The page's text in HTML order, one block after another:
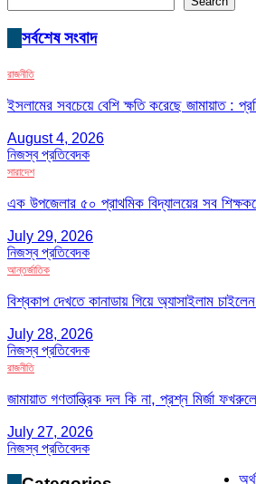
সর্বশেষ সংবাদ
রাজনীতি
ইসলামের সবচেয়ে বেশি ক্ষতি করেছে জামায়াত :
August 4, 2026
নিজস্ব প্রতিবেদক
সারাদেশ
এক উপজেলার ৫০ প্রাথমিক বিদ্যালয়ের সব
July 29, 2026
নিজস্ব প্রতিবেদক
আন্তর্জাতিক
বিশ্বকাপ দেখতে কানাডায় গিয়ে অ্যাসাইলাম
July 28, 2026
নিজস্ব প্রতিবেদক
রাজনীতি
জামায়াত গণতান্ত্রিক দল কি না, প্রশ্ন মির্জা
July 27, 2026
নিজস্ব প্রতিবেদক